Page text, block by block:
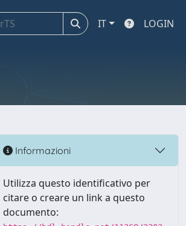
IT LOGIN
Informazioni
Utilizza questo identificativo per
citare o creare un link a questo
documento: